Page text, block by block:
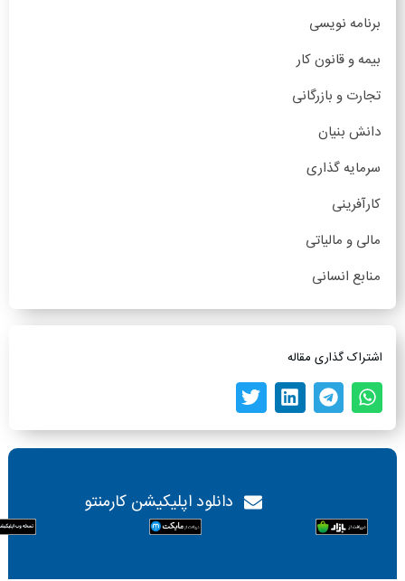
برنامه نویسی
بیمه و قانون کار
تجارت و بازرگانی
دانش بنیان
سرمایه گذاری
کارآفرینی
مالی و مالیاتی
منابع انسانی
اشتراک گذاری مقاله
دانلود اپلیکیشن کارمنتو